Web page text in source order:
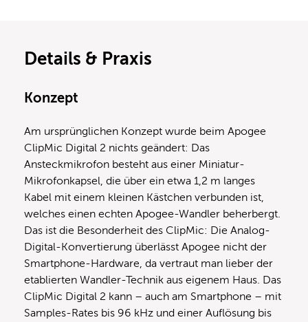
Details & Praxis
Konzept
Am ursprünglichen Konzept wurde beim Apogee
ClipMic Digital 2 nichts geändert: Das
Ansteckmikrofon besteht aus einer Miniatur-
Mikrofonkapsel, die über ein etwa 1,2 m langes
Kabel mit einem kleinen Kästchen verbunden ist,
welches einen echten Apogee-Wandler beherbergt.
Das ist die Besonderheit des ClipMic: Die Analog-
Digital-Konvertierung überlässt Apogee nicht der
Smartphone-Hardware, da vertraut man lieber der
etablierten Wandler-Technik aus eigenem Haus. Das
ClipMic Digital 2 kann – auch am Smartphone – mit
Samples-Rates bis 96 kHz und einer Auflösung bis